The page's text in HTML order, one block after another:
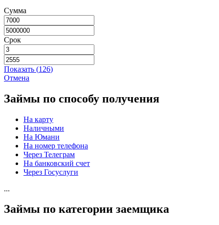
Сумма
Срок
Показать (126)
Отмена
Займы по способу получения
На карту
Наличными
На Юмани
На номер телефона
Через Телеграм
На банковский счет
Через Госуслуги
...
Займы по категории заемщика